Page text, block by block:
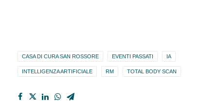
CASA DI CURA SAN ROSSORE EVENTI PASSATI IA
INTELLIGENZA ARTIFICIALE RM TOTAL BODY SCAN